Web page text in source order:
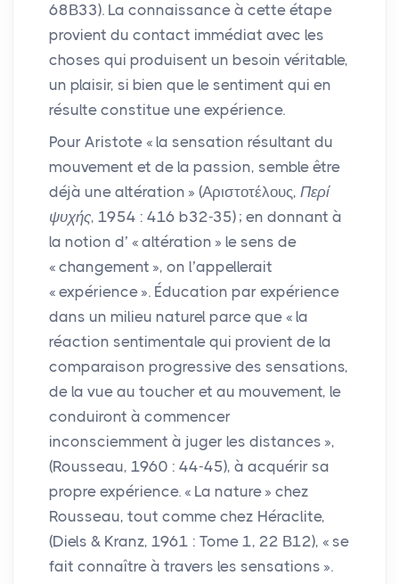
68Β33). La connaissance à cette étape
provient du contact immédiat avec les
choses qui produisent un besoin véritable,
un plaisir, si bien que le sentiment qui en
résulte constitue une expérience.
Pour Aristote « la sensation résultant du
mouvement et de la passion, semble être
déjà une altération » (Αριστοτέλους, Περί
ψυχής, 1954 : 416 b32-35) ; en donnant à
la notion d’ « altération » le sens de
« changement », on l’appellerait
« expérience ». Éducation par expérience
dans un milieu naturel parce que « la
réaction sentimentale qui provient de la
comparaison progressive des sensations,
de la vue au toucher et au mouvement, le
conduiront à commencer
inconsciemment à juger les distances »,
(Rousseau, 1960 : 44-45), à acquérir sa
propre expérience. « La nature » chez
Rousseau, tout comme chez Héraclite,
(Diels & Kranz, 1961 : Tome 1, 22 Β12), « se
fait connaître à travers les sensations ».